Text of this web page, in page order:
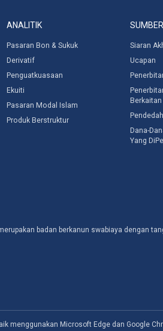
ANALITIK
Pasaran Bon & Sukuk
Derivatif
Penguatkuasaan
Ekuiti
Pasaran Modal Islam
Produk Berstruktur
SUMBER
Siaran
Ucapan
Dana-
Yang
badan berkanun swabiaya dengan
menggunakan Microsoft Edge dan Google